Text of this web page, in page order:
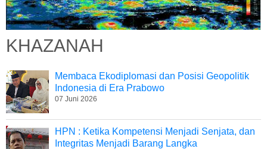
KHAZANAH
Membaca Ekodiplomasi dan Posisi Geopolitik
Indonesia di Era Prabowo
07 Juni 2026
HPN : Ketika Kompetensi Menjadi Senjata, dan
Integritas Menjadi Barang Langka